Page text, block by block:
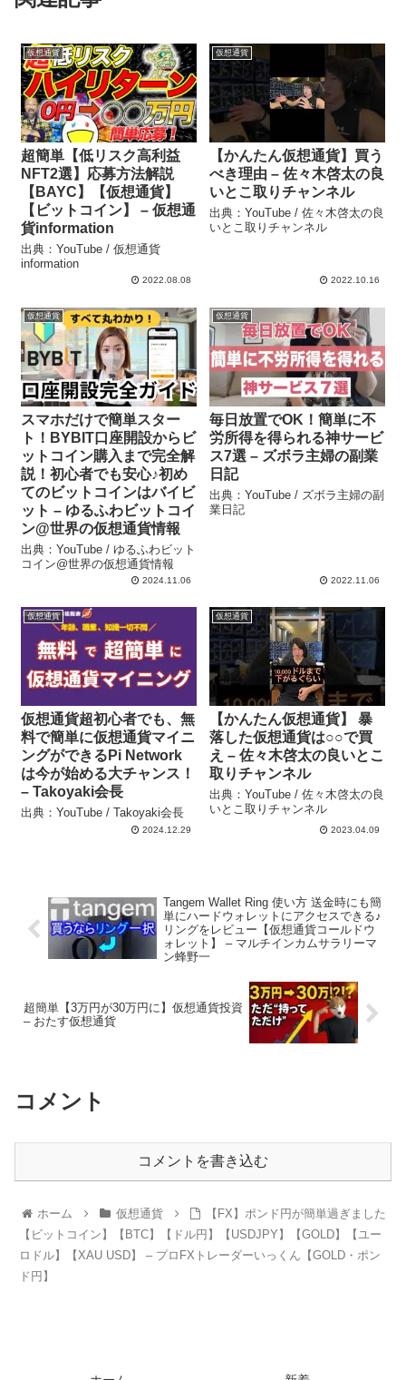
仮想通貨
超簡単【低リスク高利益
NFT2選】応募方法解説
【BAYC】【仮想通貨】
【ビットコイン】 – 仮想通
貨information
出典：YouTube / 仮想通貨
information
2022.08.08
仮想通貨
【かんたん仮想通貨】買う
べき理由 – 佐々木啓太の良
いとこ取りチャンネル
出典：YouTube / 佐々木啓太の良
いとこ取りチャンネル
2022.10.16
仮想通貨
スマホだけで簡単スター
ト！BYBIT口座開設からビ
ットコイン購入まで完全解
説！初心者でも安心♪初め
てのビットコインはバイビ
ット – ゆるふわビットコイ
ン@世界の仮想通貨情報
出典：YouTube / ゆるふわビット
コイン@世界の仮想通貨情報
2024.11.06
仮想通貨
毎日放置でOK！簡単に不
労所得を得られる神サービ
ス7選 – ズボラ主婦の副業
日記
出典：YouTube / ズボラ主婦の副
業日記
2022.11.06
仮想通貨
仮想通貨超初心者でも、無
料で簡単に仮想通貨マイニ
ングができるPi Network
は今が始める大チャンス！
– Takoyaki会長
出典：YouTube / Takoyaki会長
2024.12.29
仮想通貨
【かんたん仮想通貨】 暴
落した仮想通貨は○○で買
え – 佐々木啓太の良いとこ
取りチャンネル
出典：YouTube / 佐々木啓太の良
いとこ取りチャンネル
2023.04.09
Tangem Wallet Ring 使い方 送金時にも簡
単にハードウォレットにアクセスできる♪
リングをレビュー【仮想通貨コールドウ
ォレット】 – マルチインカムサラリーマ
ン蜂野一
超簡単【3万円が30万円に】仮想通貨投資
– おたす仮想通貨
コメント
コメントを書き込む
ホーム 仮想通貨
【FX】ポンド円が簡単過ぎました
【ビットコイン】【BTC】【ドル円】【USDJPY】【GOLD】【ユー
ロドル】【XAU USD】 – プロFXトレーダーいっくん【GOLD・ポン
ド円】